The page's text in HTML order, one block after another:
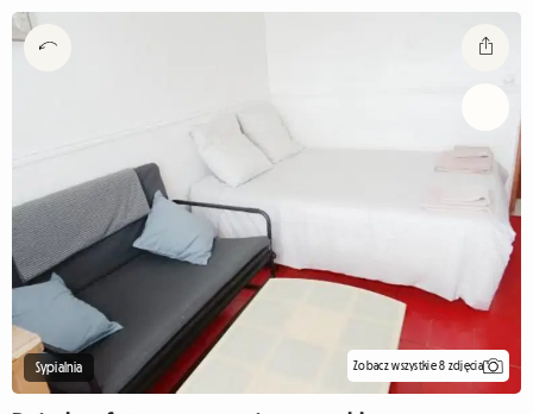
Sypialnia Zobacz wszystkie 8 zdjęcia